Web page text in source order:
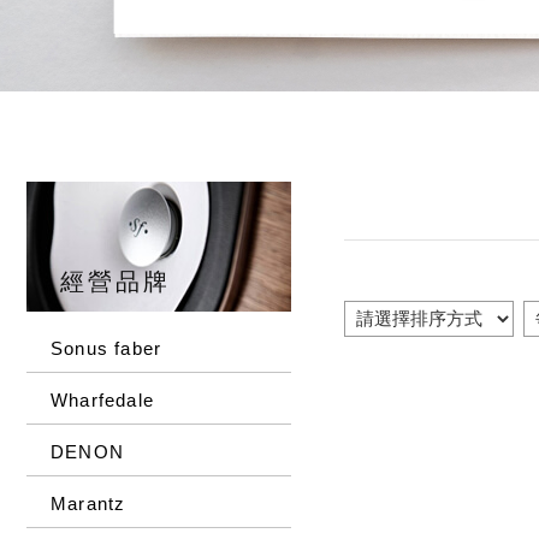
經營品牌
Sonus faber
Wharfedale
DENON
Marantz